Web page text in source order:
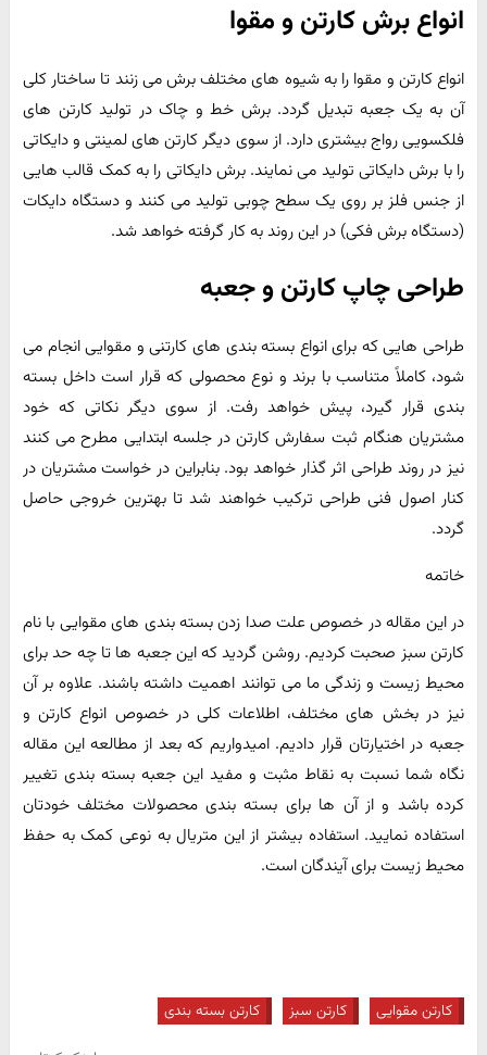
انواع برش کارتن و مقوا
انواع کارتن و مقوا را به شیوه های مختلف برش می زنند تا ساختار کلی
آن به یک جعبه تبدیل گردد. برش خط و چاک در تولید کارتن های
فلکسویی رواج بیشتری دارد. از سوی دیگر کارتن های لمینتی و دایکاتی
را با برش دایکاتی تولید می نمایند. برش دایکاتی را به کمک قالب هایی
از جنس فلز بر روی یک سطح چوبی تولید می کنند و دستگاه دایکات
(دستگاه برش فکی) در این روند به کار گرفته خواهد شد.
طراحی چاپ کارتن و جعبه
طراحی هایی که برای انواع بسته بندی های کارتنی و مقوایی انجام می
شود، کاملاً متناسب با برند و نوع محصولی که قرار است داخل بسته
بندی قرار گیرد، پیش خواهد رفت. از سوی دیگر نکاتی که خود
مشتریان هنگام ثبت سفارش کارتن در جلسه ابتدایی مطرح می کنند
نیز در روند طراحی اثر گذار خواهد بود. بنابراین در خواست مشتریان در
کنار اصول فنی طراحی ترکیب خواهند شد تا بهترین خروجی حاصل
گردد.
خاتمه
در این مقاله در خصوص علت صدا زدن بسته بندی های مقوایی با نام
کارتن سبز صحبت کردیم. روشن گردید که این جعبه ها تا چه حد برای
محیط زیست و زندگی ما می توانند اهمیت داشته باشند. علاوه بر آن
نیز در بخش های مختلف، اطلاعات کلی در خصوص انواع کارتن و
جعبه در اختیارتان قرار دادیم. امیدواریم که بعد از مطالعه این مقاله
نگاه شما نسبت به نقاط مثبت و مفید این جعبه بسته بندی تغییر
کرده باشد و از آن ها برای بسته بندی محصولات مختلف خودتان
استفاده نمایید. استفاده بیشتر از این متریال به نوعی کمک به حفظ
محیط زیست برای آیندگان است.
کارتن مقوایی کارتن سبز کارتن بسته بندی